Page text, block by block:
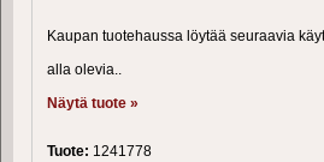
Kaupan tuotehaussa löytää seuraavia
alla olevia..
Näytä tuote »
Tuote: 1241778